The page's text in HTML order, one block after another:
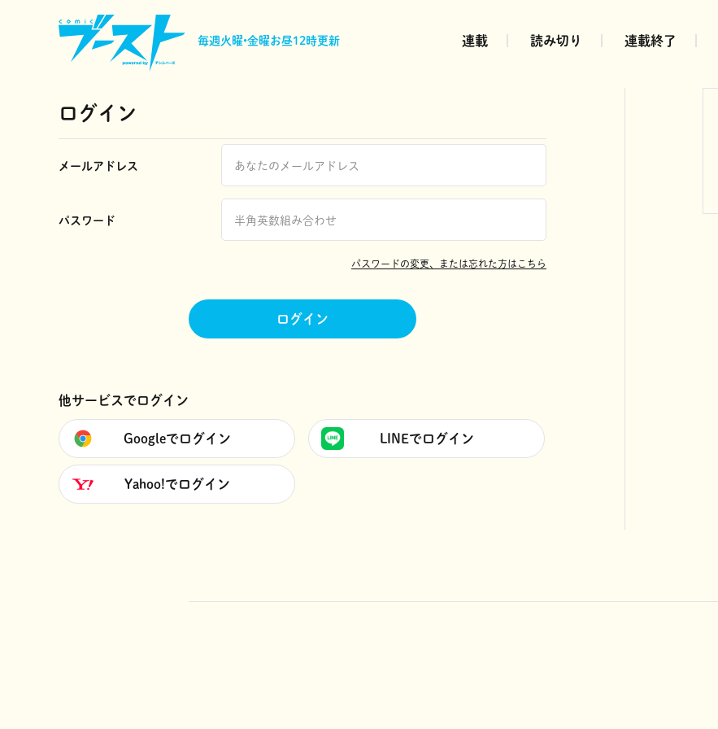
毎週火曜•金曜お昼12時更新 連載 読み切り 連載終了
ログイン
メールアドレス
パスワード
パスワードの変更、または忘れた方はこちら
ログイン
他サービスでログイン
Googleでログイン LINEでログイン
Yahoo!でログイン